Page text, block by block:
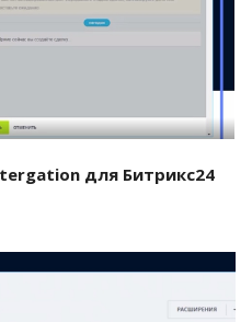
для Битрикс24